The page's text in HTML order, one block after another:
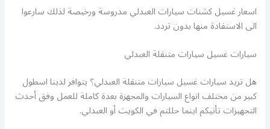
اسعار غسيل كشنات سيارات العبدلي مدروسة ورخيصة لذلك سارعوا
الى الاستفادة منها بدون تردد.
سيارات غسيل سيارات متنقلة العبدلي
هل تريد سيارات غسيل سيارات متنقلة العبدلي؟ يتوافر لدينا اسطول
كبير من مختلف انواع السيارات والمجهزة بعدة كاملة للعمل وفق أحدث
التجهيزات تأتيكم اينما حللتم في الكويت أو العبدلي.